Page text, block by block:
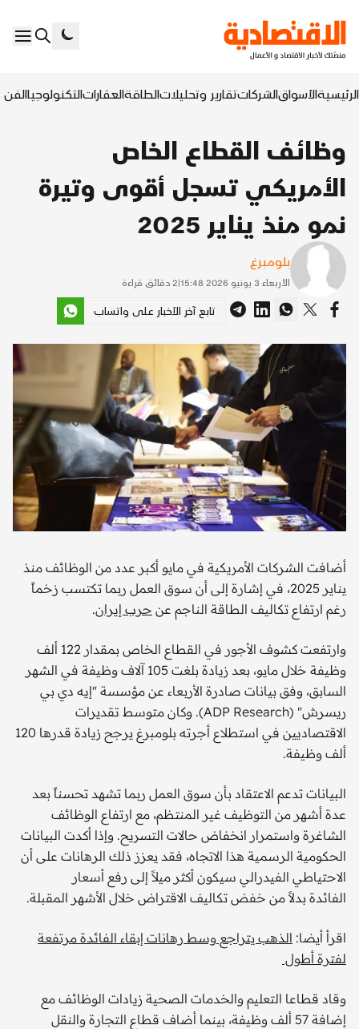
الرئيسيةالأسواقالشركاتتقارير وتحليلاتالطاقةالعقاراتالتكنولوجياالفن
وظائف القطاع الخاص
الأمريكي تسجل أقوى وتيرة
نمو منذ يناير 2025
بلومبرغ
الأربعاء 3 يونيو 2026 15:48 |
2 دقائق قراءة
تابع آخر الأخبار على واتساب
أضافت الشركات الأمريكية في مايو أكبر عدد من الوظائف منذ
يناير 2025، في إشارة إلى أن سوق العمل ربما تكتسب زخماً
رغم ارتفاع تكاليف الطاقة الناجم عن حرب إيران.
وارتفعت كشوف الأجور في القطاع الخاص بمقدار 122 ألف
وظيفة خلال مايو، بعد زيادة بلغت 105 آلاف وظيفة في الشهر
السابق، وفق بيانات صادرة الأربعاء عن مؤسسة "إيه دي بي
ريسرش" (ADP Research). وكان متوسط تقديرات
الاقتصاديين في استطلاع أجرته بلومبرغ يرجح زيادة قدرها 120
ألف وظيفة.
البيانات تدعم الاعتقاد بأن سوق العمل ربما تشهد تحسناً بعد
عدة أشهر من التوظيف غير المنتظم، مع ارتفاع الوظائف
الشاغرة واستمرار انخفاض حالات التسريح. وإذا أكدت البيانات
الحكومية الرسمية هذا الاتجاه، فقد يعزز ذلك الرهانات على أن
الاحتياطي الفيدرالي سيكون أكثر ميلاً إلى رفع أسعار
الفائدة بدلاً من خفض تكاليف الاقتراض خلال الأشهر المقبلة.
اقرأ أيضا: الذهب يتراجع وسط رهانات إبقاء الفائدة مرتفعة
لفترة أطول
وقاد قطاعا التعليم والخدمات الصحية زيادات الوظائف مع
إضافة 57 ألف وظيفة، بينما أضاف قطاع التجارة والنقل